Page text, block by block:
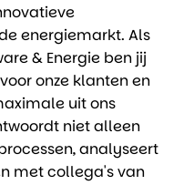
energiemarkt. Als
& Energie ben jij
onze klanten en
uit ons
niet alleen
analyseert
met collega's van